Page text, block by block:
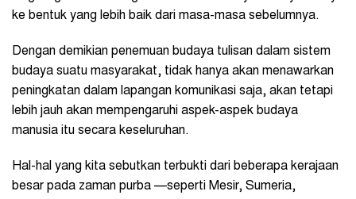
ke bentuk yang lebih baik dari masa-masa sebelumnya.
Dengan demikian penemuan budaya tulisan dalam sistem
budaya suatu masyarakat, tidak hanya akan menawarkan
peningkatan dalam lapangan komunikasi saja, akan tetapi
lebih jauh akan mempengaruhi aspek-aspek budaya
manusia itu secara keseluruhan.
Hal-hal yang kita sebutkan terbukti dari beberapa kerajaan
besar pada zaman purba —seperti Mesir, Sumeria,